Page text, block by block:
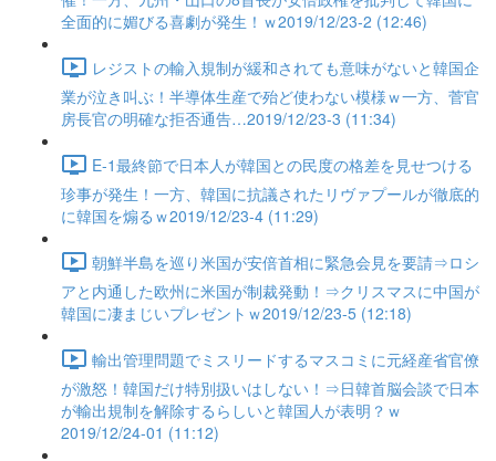
全面的に媚びる喜劇が発生！ｗ2019/12/23-2 (12:46)
レジストの輸入規制が緩和されても意味がないと韓国企
業が泣き叫ぶ！半導体生産で殆ど使わない模様ｗ一方、菅官
房長官の明確な拒否通告…2019/12/23-3 (11:34)
E-1最終節で日本人が韓国との民度の格差を見せつける
珍事が発生！一方、韓国に抗議されたリヴァプールが徹底的
に韓国を煽るｗ2019/12/23-4 (11:29)
朝鮮半島を巡り米国が安倍首相に緊急会見を要請⇒ロシ
アと内通した欧州に米国が制裁発動！⇒クリスマスに中国が
韓国に凄まじいプレゼントｗ2019/12/23-5 (12:18)
輸出管理問題でミスリードするマスコミに元経産省官僚
が激怒！韓国だけ特別扱いはしない！⇒日韓首脳会談で日本
が輸出規制を解除するらしいと韓国人が表明？ｗ
2019/12/24-01 (11:12)